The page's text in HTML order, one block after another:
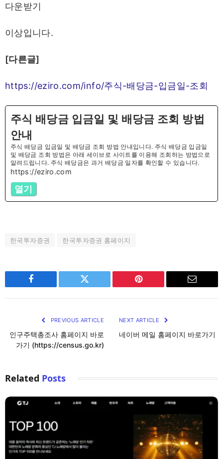
다운받기
이상입니다.
[다른글]
https://eziro.com/info/주식-배당금-입금일-조회
주식 배당금 입금일 및 배당금 조회 방법
안내
주식 배당금 입금일 및 배당금 조회 방법 안내입니다. 주식 배당금 입금일
및 배당금 조회 방법은 아래 세이브로 사이트를 이용해 조회하는 방법으로
알려드립니다. 주식 배당금은 과거 배당금 일자를 확인할 수 있습니다.
https://eziro.com
열기
한국투자증권 한국투자증권 홈페이지
Facebook Twitter Pinterest Email
PREVIOUS ARTICLE
인구주택총조사 홈페이지 바로
가기 (https://census.go.kr)
NEXT ARTICLE
네이버 메일 홈페이지 바로가기
Related Posts